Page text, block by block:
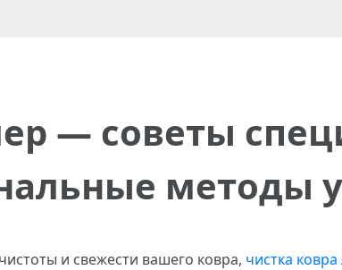
— советы
методы
и свежести вашего ковра, чистка